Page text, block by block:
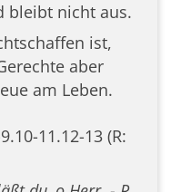
bleibt nicht aus.
ist,
aber
am Leben.
11.12-13 (R: